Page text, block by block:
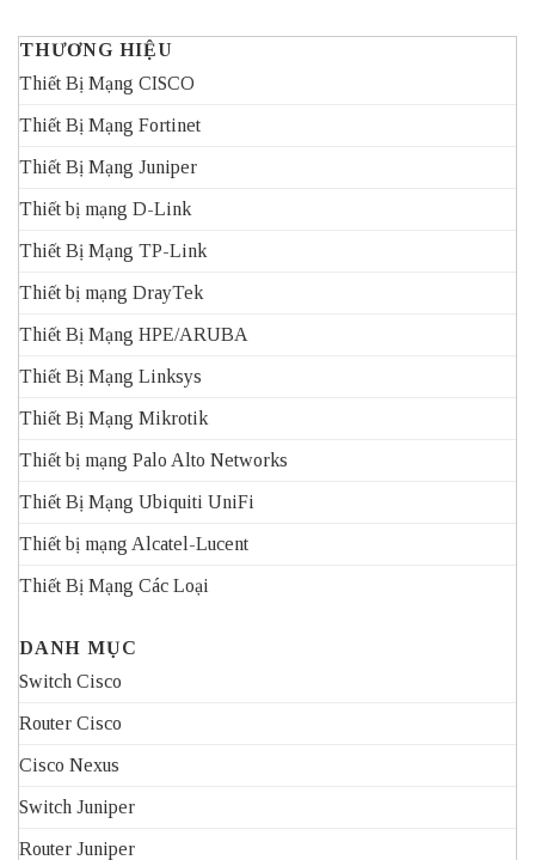
THƯƠNG HIỆU
Thiết Bị Mạng CISCO
Thiết Bị Mạng Fortinet
Thiết Bị Mạng Juniper
Thiết bị mạng D-Link
Thiết Bị Mạng TP-Link
Thiết bị mạng DrayTek
Thiết Bị Mạng HPE/ARUBA
Thiết Bị Mạng Linksys
Thiết Bị Mạng Mikrotik
Thiết bị mạng Palo Alto Networks
Thiết Bị Mạng Ubiquiti UniFi
Thiết bị mạng Alcatel-Lucent
Thiết Bị Mạng Các Loại
DANH MỤC
Switch Cisco
Router Cisco
Cisco Nexus
Switch Juniper
Router Juniper